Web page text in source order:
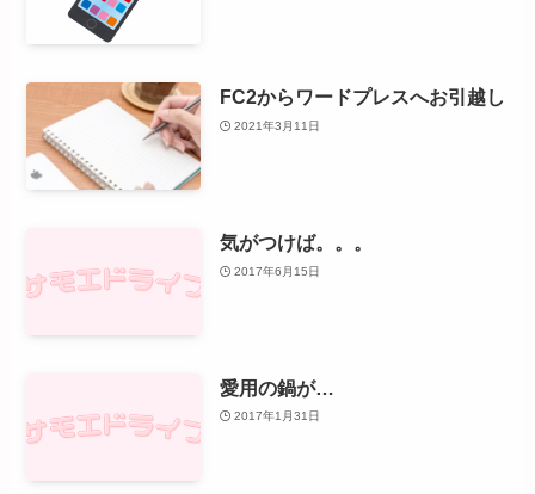
FC2からワードプレスへお引越し
2021年3月11日
気がつけば。。。
2017年6月15日
愛用の鍋が…
2017年1月31日